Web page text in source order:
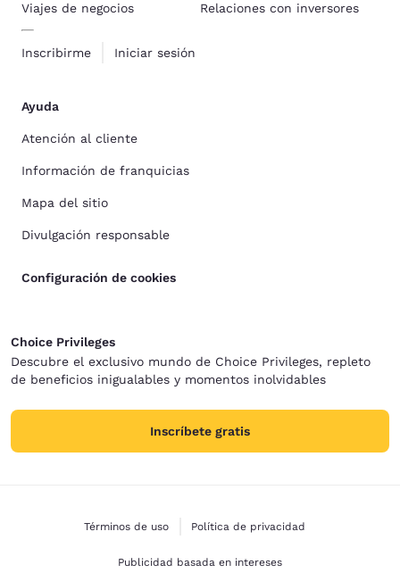
Viajes de negocios
Inscribirme Iniciar sesión
Relaciones con inversores
Ayuda
Atención al cliente
Información de franquicias
Mapa del sitio
Divulgación responsable
Configuración de cookies
Choice Privileges
Descubre el exclusivo mundo de Choice Privileges, repleto
de beneficios inigualables y momentos inolvidables
Inscríbete gratis
Términos de uso Política de privacidad
Publicidad basada en intereses